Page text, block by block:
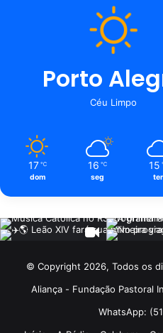
Porto
Céu Limpo
17 ℃
dom
16 ℃
seg
15
ter
© Copyright 2026, Todos os
Aliança - Fundação Pastoral
WhatsApp: